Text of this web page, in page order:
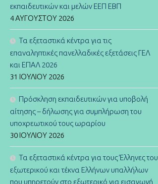
εκπαιδευτικών και μελών ΕΕΠ ΕΒΠ
4 ΑΥΓΟΎΣΤΟΥ 2026
Τα εξεταστικά κέντρα για τις
επαναληπτικές πανελλαδικές εξετάσεις ΓΕΛ
και ΕΠΑΛ 2026
31 ΙΟΥΛΊΟΥ 2026
Πρόσκληση εκπαιδευτικών για υποβολή
αίτησης – δήλωσης για συμπλήρωση του
υποχρεωτικού τους ωραρίου
30 ΙΟΥΛΊΟΥ 2026
Τα εξεταστικά κέντρα για τους Έλληνες του
εξωτερικού και τέκνα Ελλήνων υπαλλήλων
που υπηρετούν στο εξωτερικό για εισαγωγή